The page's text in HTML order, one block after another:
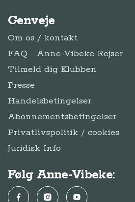
Genveje
Om os / kontakt
FAQ - Anne-Vibeke Rejser
Tilmeld dig Klubben
Presse
Handelsbetingelser
Abonnementsbetingelser
Privatlivspolitik / cookies
Juridisk Info
Følg Anne-Vibeke:
FacebookInstagramYouTube